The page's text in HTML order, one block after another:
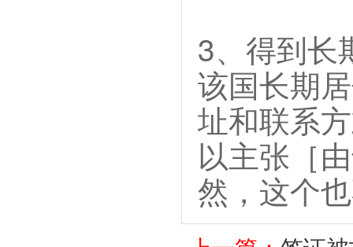
3、得到长
该国长期
址和联系
以主张［
然，这个